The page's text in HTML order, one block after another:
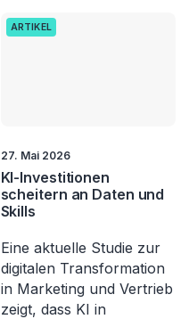
ARTIKEL
27. Mai 2026
KI-Investitionen
scheitern an Daten und
Skills
Eine aktuelle Studie zur
digitalen Transformation
in Marketing und Vertrieb
zeigt, dass KI in